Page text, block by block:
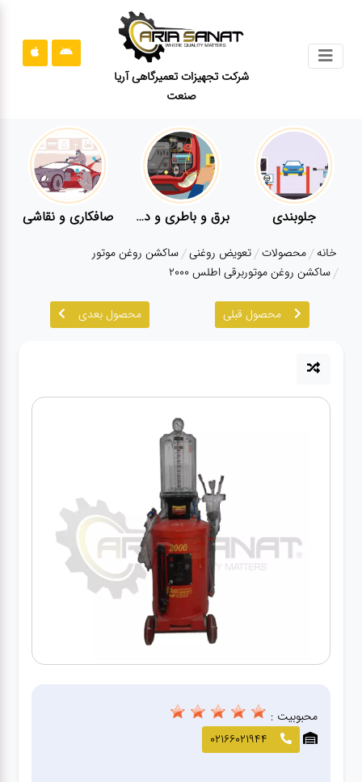
شرکت تجهیزات تعمیرگاهی آریا
صنعت
قوانین
سایت
ارتباط
درباره
ما
آپاراتی
دیاگ
صافکاری
و نقاشی
جلوبندی برق و باطری و دیاگ صافکاری و نقاشی
خانه محصولات تعویض روغنی ساکشن روغن موتور
ساکشن روغن موتوربرقی اطلس 2000
محصول قبلی محصول بعدی
محبوبیت :
02166021944